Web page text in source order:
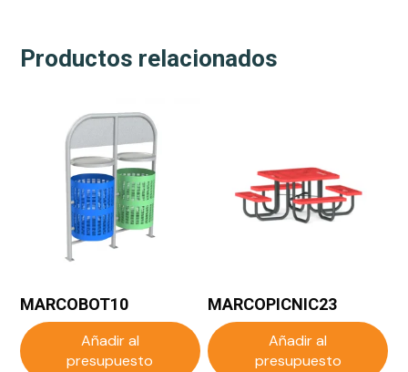
Productos relacionados
MARCOBOT10
Añadir al
presupuesto
MARCOPICNIC23
Añadir al
presupuesto